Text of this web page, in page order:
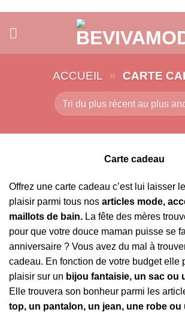
contenu
ACCUEIL » CARTE
Carte cadeau
Offrez une carte cadeau c’est lui laisser
plaisir parmi tous nos articles mode,
maillots de bain. La fête des mères
pour que votre douce maman puisse se
anniversaire ? Vous avez du mal à
cadeau. En fonction de votre budget elle
plaisir sur un bijou fantaisie, un sac ou
Elle trouvera son bonheur parmi les
top, un pantalon, un jean, une robe ou